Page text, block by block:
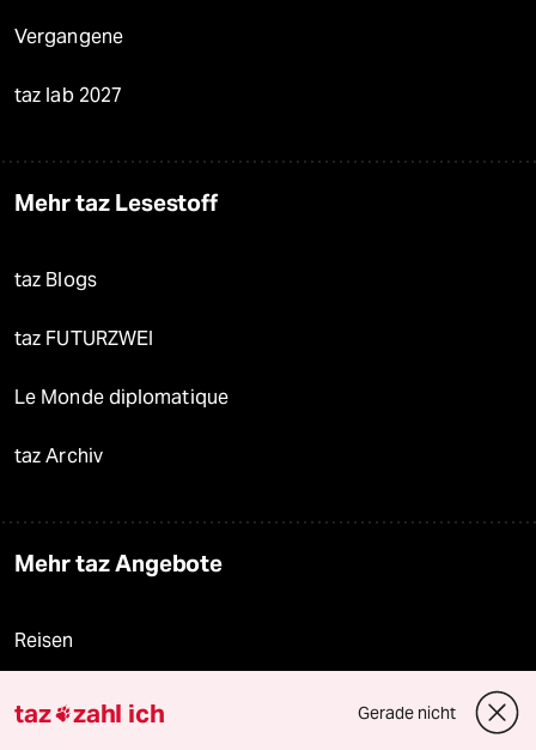
Vergangene
taz lab 2027
Mehr taz Lesestoff
taz Blogs
taz FUTURZWEI
Le Monde diplomatique
taz Archiv
Mehr taz Angebote
Reisen
taz zahl ich Gerade nicht